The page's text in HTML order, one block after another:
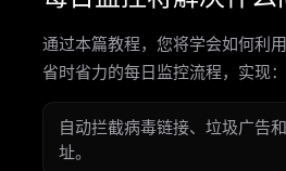
通过本篇教程，您将学会如何利
省时省力的每日监控流程，实现：
自动拦截病毒链接、垃圾广告
址。